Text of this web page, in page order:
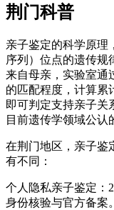
荆门科普
亲子鉴定的科学原理
序列）位点的遗传
来自母亲，实验室通
的匹配程度，计算累
即可判定支持亲子关
目前遗传学领域公认
在荆门地区，亲子鉴
有不同：
个人隐私亲子鉴定：
身份核验与官方备案